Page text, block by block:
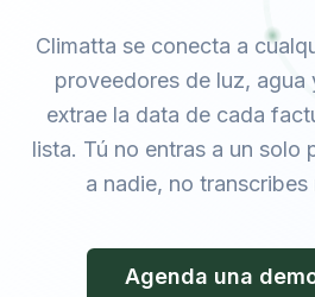
Climatta se conecta a
proveedores de luz, agua
extrae la data de cada
lista. Tú no entras a un solo
a nadie, no transcribes
Agenda una